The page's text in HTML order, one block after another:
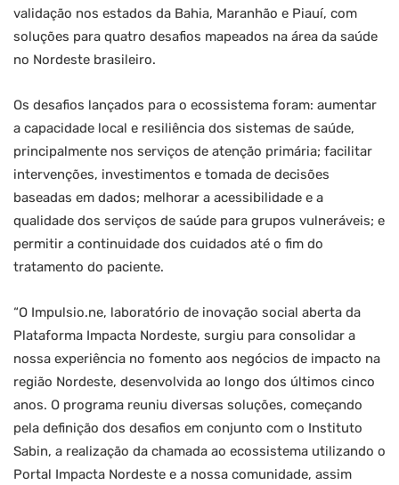
validação nos estados da Bahia, Maranhão e Piauí, com
soluções para quatro desafios mapeados na área da saúde
no Nordeste brasileiro.
Os desafios lançados para o ecossistema foram: aumentar
a capacidade local e resiliência dos sistemas de saúde,
principalmente nos serviços de atenção primária; facilitar
intervenções, investimentos e tomada de decisões
baseadas em dados; melhorar a acessibilidade e a
qualidade dos serviços de saúde para grupos vulneráveis; e
permitir a continuidade dos cuidados até o fim do
tratamento do paciente.
“O Impulsio.ne, laboratório de inovação social aberta da
Plataforma Impacta Nordeste, surgiu para consolidar a
nossa experiência no fomento aos negócios de impacto na
região Nordeste, desenvolvida ao longo dos últimos cinco
anos. O programa reuniu diversas soluções, começando
pela definição dos desafios em conjunto com o Instituto
Sabin, a realização da chamada ao ecossistema utilizando o
Portal Impacta Nordeste e a nossa comunidade, assim